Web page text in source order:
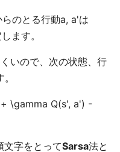
のとる行動a, a'は
ます。
いので、次の状態、行
\gamma Q(s', a') -
字をとってSarsa法と